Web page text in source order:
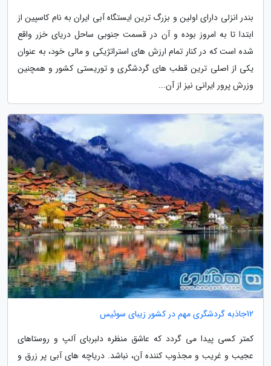
بندر انزلی دارای اولین و بزرگ ترین ایستگاه آبی ایران به نام کاسپین از
ابتدا تا به امروز بوده و آن در قسمت جنوبی ساحل دریای خزر واقع
شده است که در کنار تمام ارزش های استراتژیکی و مالی خود، به عنوان
یکی از اصلی ترین قطب های گردشگری و توریستی کشور و همچنین
وزرش پرور ایرانی نیز از آن...
12جاذبه گردشگری مهم در کشور زیبای سوئیس
کمتر کسی پیدا می گردد که عاشق منظره دلبربای آلپ و روستاهای
عجیب و غریب و مجذوب کننده آن، نباشد. دریاچه های آبی پر زرق و